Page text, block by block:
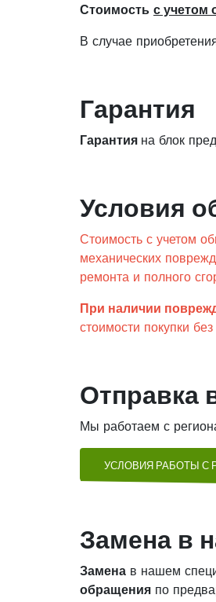
Стоимость с учетом
В случае
Гарантия
Гарантия на блок
Условия
Стоимость с учетом
механических
ремонта и полного
При наличии
стоимости покупки
Отправка
Мы работаем с
УСЛОВИЯ РАБОТЫ С
Замена в
Замена в нашем
обращения по